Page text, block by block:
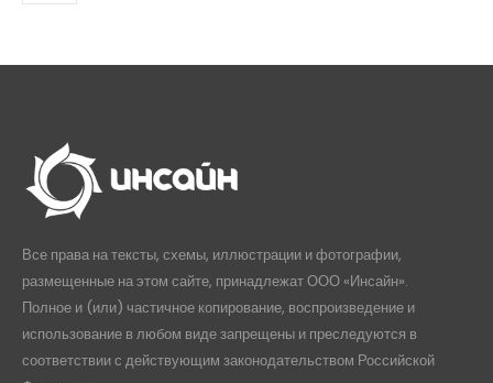
Все права на тексты, схемы, иллюстрации и фотографии,
размещенные на этом сайте, принадлежат ООО «Инсайн».
Полное и (или) частичное копирование, воспроизведение и
использование в любом виде запрещены и преследуются в
соответствии с действующим законодательством Российской